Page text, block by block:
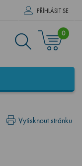
PŘÍHLÁSIT SE
0
Vytisknout stránku